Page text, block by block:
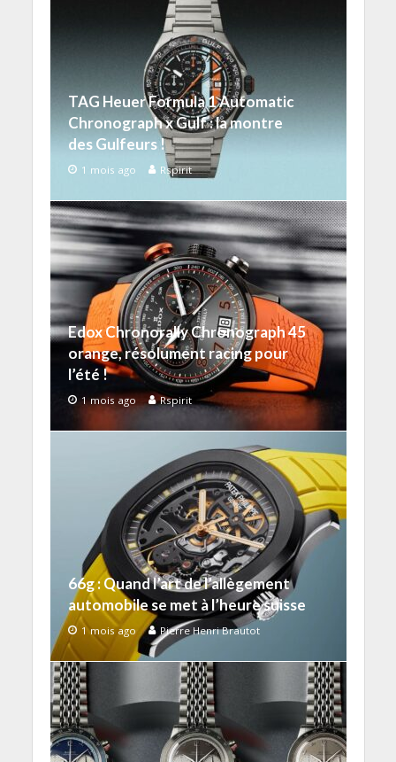
TAG Heuer Formula 1 Automatic
Chronograph x Gulf : la montre
des Gulfeurs !
1 mois ago Rspirit
Edox Chronorally Chronograph 45
orange, résolument racing pour
l’été !
1 mois ago Rspirit
66g : Quand l’art de l’allègement
automobile se met à l’heure suisse
1 mois ago Pierre Henri Brautot